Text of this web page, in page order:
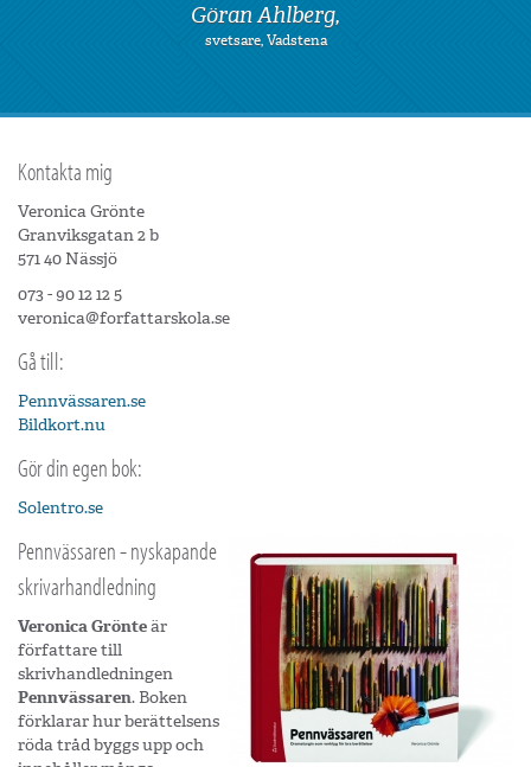
Nanna Kallas,
chef och psykosyntesterapeut, Stockholm
Kontakta mig
Veronica Grönte
Granviksgatan 2 b
571 40 Nässjö
073 - 90 12 12 5
veronica@forfattarskola.se
Gå till:
Pennvässaren.se
Bildkort.nu
Gör din egen bok:
Solentro.se
Pennvässaren - nyskapande
skrivarhandledning
Veronica Grönteär
författare till
skrivhandledningen
Pennvässaren. Boken
förklarar hur berättelsens
röda tråd byggs upp och